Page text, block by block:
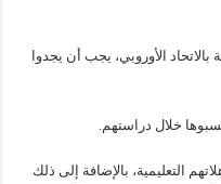
الأوروبي، يجب أن يجدوا
خلال دراستهم.
التعليمية، بالإضافة إلى ذلك